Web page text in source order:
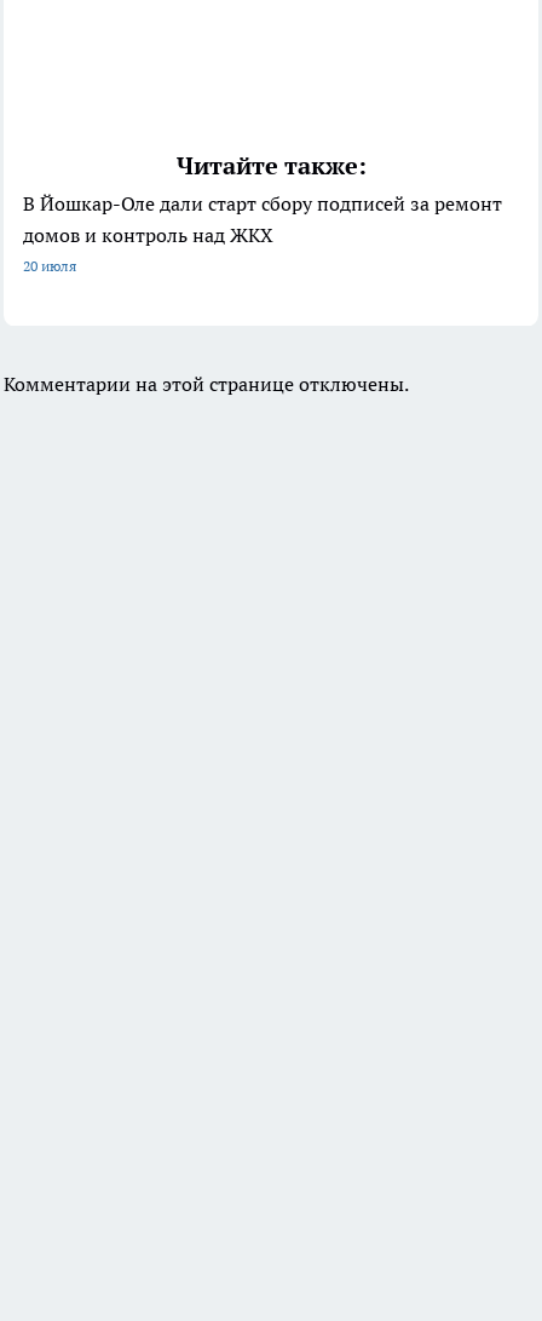
Читайте также:
В Йошкар-Оле дали старт сбору подписей за ремонт
домов и контроль над ЖКХ
20 июля
Комментарии на этой странице отключены.